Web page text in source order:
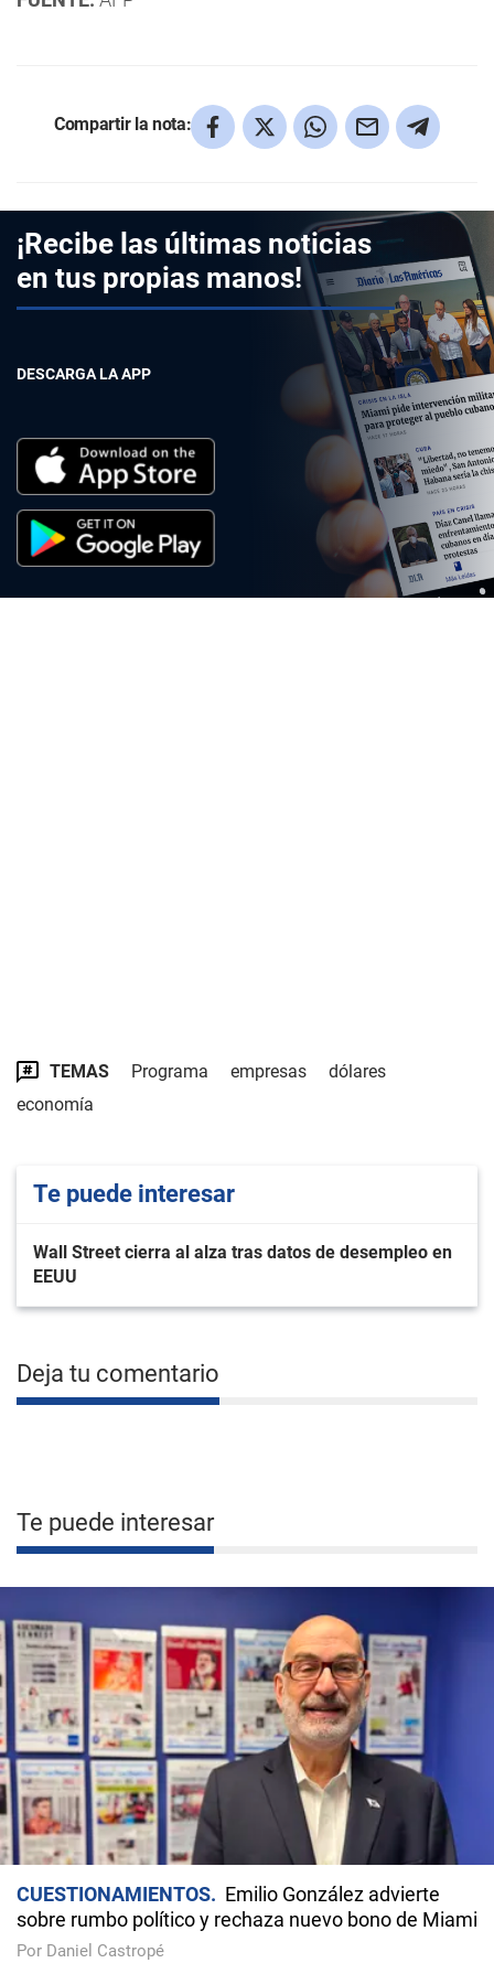
Compartir la nota:
¡Recibe las últimas noticias
en tus propias manos!
DESCARGA LA APP
TEMAS Programa empresas
dólares
economía
Te puede interesar
Wall Street cierra al alza tras datos de desempleo en
EEUU
Deja tu comentario
Te puede interesar
CUESTIONAMIENTOS
Emilio González advierte
sobre rumbo político y rechaza nuevo bono de Miami
Por Daniel Castropé